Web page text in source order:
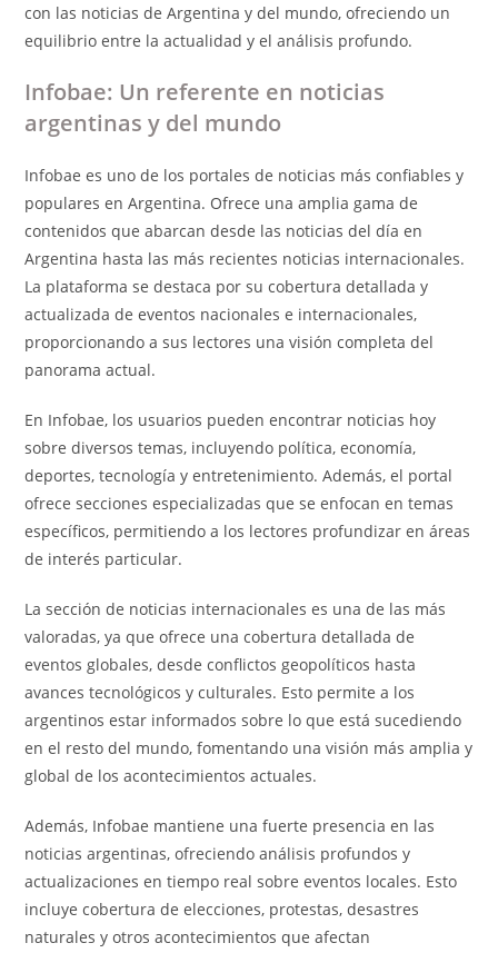
con las noticias de Argentina y del mundo, ofreciendo un
equilibrio entre la actualidad y el análisis profundo.
Infobae: Un referente en noticias
argentinas y del mundo
Infobae es uno de los portales de noticias más confiables y
populares en Argentina. Ofrece una amplia gama de
contenidos que abarcan desde las noticias del día en
Argentina hasta las más recientes noticias internacionales.
La plataforma se destaca por su cobertura detallada y
actualizada de eventos nacionales e internacionales,
proporcionando a sus lectores una visión completa del
panorama actual.
En Infobae, los usuarios pueden encontrar noticias hoy
sobre diversos temas, incluyendo política, economía,
deportes, tecnología y entretenimiento. Además, el portal
ofrece secciones especializadas que se enfocan en temas
específicos, permitiendo a los lectores profundizar en áreas
de interés particular.
La sección de noticias internacionales es una de las más
valoradas, ya que ofrece una cobertura detallada de
eventos globales, desde conflictos geopolíticos hasta
avances tecnológicos y culturales. Esto permite a los
argentinos estar informados sobre lo que está sucediendo
en el resto del mundo, fomentando una visión más amplia y
global de los acontecimientos actuales.
Además, Infobae mantiene una fuerte presencia en las
noticias argentinas, ofreciendo análisis profundos y
actualizaciones en tiempo real sobre eventos locales. Esto
incluye cobertura de elecciones, protestas, desastres
naturales y otros acontecimientos que afectan